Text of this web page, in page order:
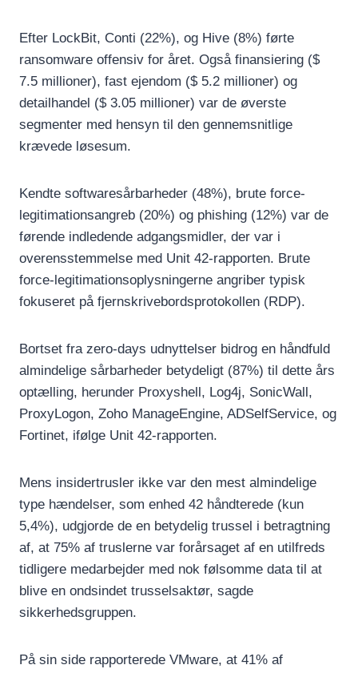
Efter LockBit, Conti (22%), og Hive (8%) førte
ransomware offensiv for året. Også finansiering ($
7.5 millioner), fast ejendom ($ 5.2 millioner) og
detailhandel ($ 3.05 millioner) var de øverste
segmenter med hensyn til den gennemsnitlige
krævede løsesum.
Kendte softwaresårbarheder (48%), brute force-
legitimationsangreb (20%) og phishing (12%) var de
førende indledende adgangsmidler, der var i
overensstemmelse med Unit 42-rapporten. Brute
force-legitimationsoplysningerne angriber typisk
fokuseret på fjernskrivebordsprotokollen (RDP).
Bortset fra zero-days udnyttelser bidrog en håndfuld
almindelige sårbarheder betydeligt (87%) til dette års
optælling, herunder Proxyshell, Log4j, SonicWall,
ProxyLogon, Zoho ManageEngine, ADSelfService, og
Fortinet, ifølge Unit 42-rapporten.
Mens insidertrusler ikke var den mest almindelige
type hændelser, som enhed 42 håndterede (kun
5,4%), udgjorde de en betydelig trussel i betragtning
af, at 75% af truslerne var forårsaget af en utilfreds
tidligere medarbejder med nok følsomme data til at
blive en ondsindet trusselsaktør, sagde
sikkerhedsgruppen.
På sin side rapporterede VMware, at 41% af